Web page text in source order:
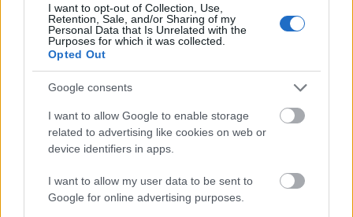
I want to opt-out of Collection, Use,
Retention, Sale, and/or Sharing of my
Personal Data that Is Unrelated with the
Purposes for which it was collected.
Opted Out
Google consents
I want to allow Google to enable storage
related to advertising like cookies on web or
device identifiers in apps.
I want to allow my user data to be sent to
Google for online advertising purposes.
Még mielőtt valaki az alcím alapján a női idomokra
asszociálna, szögezzük le: ez a darab a viszonyokról
szól. Egy zseni harcáról a világgal, és egy másik zseni
küzdelméről a harc ellen. A békéscsabai bemutató
mindkét életvonalat felrajzolja, Piaf görbéje és
Dietrich egyenese talán a végtelenben…